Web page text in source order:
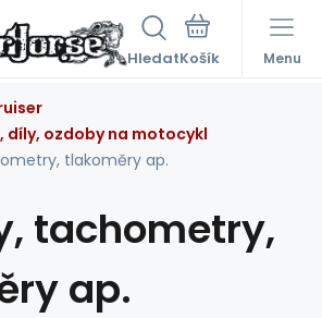
Hledat Menu
díly, ozdoby na motocykl
tlakoměry ap.
tachometry,
ap.